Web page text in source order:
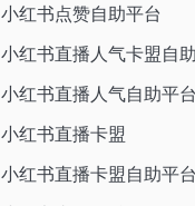
小红书点赞自助平台
小红书直播人气卡盟自
小红书直播人气自助平台
小红书直播卡盟
小红书直播卡盟自助平台